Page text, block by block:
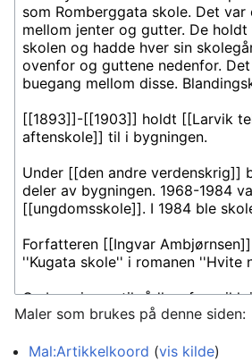
Maler som brukes på denne siden:
Mal:Artikkelkoord (vis kilde)